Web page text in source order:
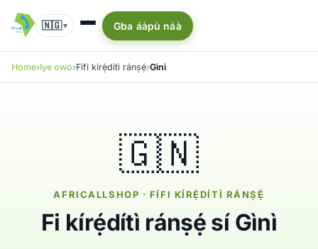
🇳🇬▾ Gba áàpù náà
Home Iye owó Fífi kírẹ́dítì ránṣẹ́ Gìnì
🇬🇳
AFRICALLSHOP · FÍFI KÍRẸ́DÍTÌ RÁNṢẸ́
Fi kírẹ́dítì ránṣẹ́ sí Gìnì